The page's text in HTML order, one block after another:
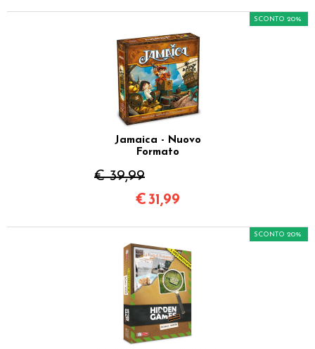
Jamaica - Nuovo
Formato
€ 39,99
SCONTO 20%
€31,99
SCONTO 20%